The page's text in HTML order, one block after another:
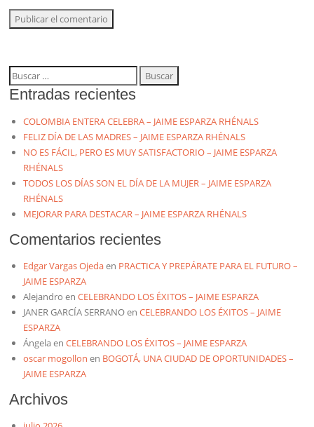
Buscar:
Entradas recientes
COLOMBIA ENTERA CELEBRA – JAIME ESPARZA RHÉNALS
FELIZ DÍA DE LAS MADRES – JAIME ESPARZA RHÉNALS
NO ES FÁCIL, PERO ES MUY SATISFACTORIO – JAIME ESPARZA
RHÉNALS
TODOS LOS DÍAS SON EL DÍA DE LA MUJER – JAIME ESPARZA
RHÉNALS
MEJORAR PARA DESTACAR – JAIME ESPARZA RHÉNALS
Comentarios recientes
Edgar Vargas Ojedaen PRACTICA Y PREPÁRATE PARA EL FUTURO –
JAIME ESPARZA
Alejandro enCELEBRANDO LOS ÉXITOS – JAIME ESPARZA
JANER GARCÍA SERRANOenCELEBRANDO LOS ÉXITOS – JAIME
ESPARZA
ÁngelaenCELEBRANDO LOS ÉXITOS – JAIME ESPARZA
oscar mogollon en BOGOTÁ, UNA CIUDAD DE OPORTUNIDADES –
JAIME ESPARZA
Archivos